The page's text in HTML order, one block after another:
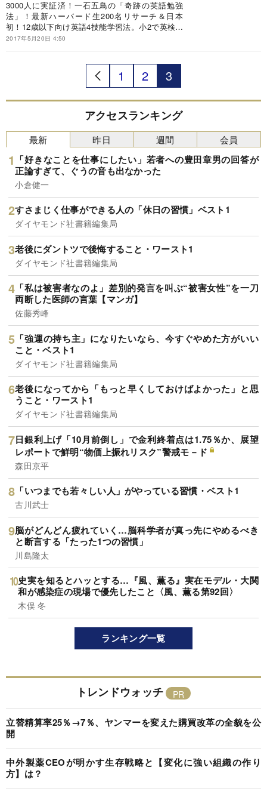
3000人に実証済！一石五鳥の「奇跡の英語勉強
法」！最新ハーバード生200名リサーチ＆日本
初！12歳以下向け英語4技能学習法。小2で英検準
2級合格！地方公立からハーバード合格！ 2020年
2017年5月20日 4:50
1 2 3
アクセスランキング
最新
「好きなことを仕事にしたい」若者への豊田章男の回答が
正論すぎて、ぐうの音も出なかった
小倉健一
すさまじく仕事ができる人の「休日の習慣」ベスト1
ダイヤモンド社書籍編集局
老後にダントツで後悔すること・ワースト1
ダイヤモンド社書籍編集局
「私は被害者なのよ」差別的発言を叫ぶ“被害女性”を一刀
両断した医師の言葉【マンガ】
佐藤秀峰
「強運の持ち主」になりたいなら、今すぐやめた方がいい
こと・ベスト1
ダイヤモンド社書籍編集局
老後になってから「もっと早くしておけばよかった」と思
うこと・ワースト1
ダイヤモンド社書籍編集局
日銀利上げ「10月前倒し」で金利終着点は1.75％か、展望
レポートで鮮明“物価上振れリスク”警戒モ－ド
森田京平
「いつまでも若々しい人」がやっている習慣・ベスト1
古川武士
脳がどんどん疲れていく…脳科学者が真っ先にやめるべき
と断言する「たった1つの習慣」
川島隆太
史実を知るとハッとする…『風、薫る』実在モデル・大関
和が感染症の現場で優先したこと〈風、薫る第92回〉
木俣 冬
昨日 週間 会員
ランキング一覧
トレンドウォッチ
立替精算率25％→7％、ヤンマーを変えた購買改革の全貌を公
開
中外製薬CEOが明かす生存戦略と【変化に強い組織の作り
方】は？